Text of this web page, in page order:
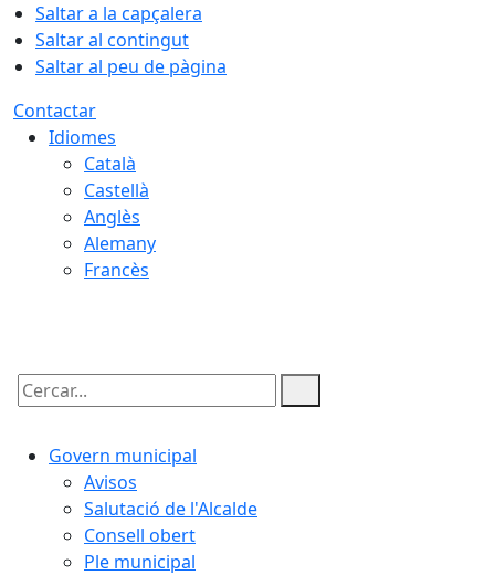
Saltar a la capçalera
Saltar al contingut
Saltar al peu de pàgina
Contactar
Idiomes
Català
Castellà
Anglès
Alemany
Francès
Cercar:
Govern municipal
Avisos
Salutació de l'Alcalde
Consell obert
Ple municipal